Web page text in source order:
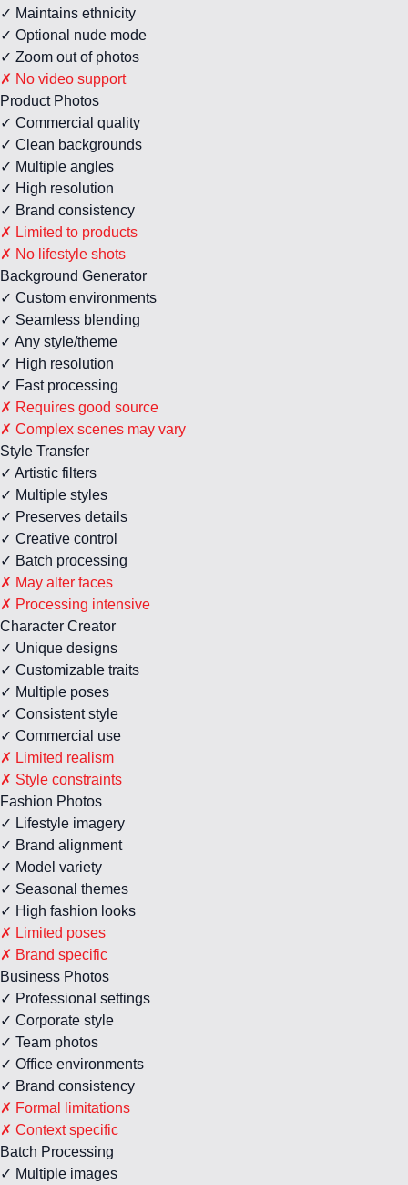
✓ Maintains ethnicity
✓ Optional nude mode
✓ Zoom out of photos
✗ No video support
Product Photos
✓ Commercial quality
✓ Clean backgrounds
✓ Multiple angles
✓ High resolution
✓ Brand consistency
✗ Limited to products
✗ No lifestyle shots
Background Generator
✓ Custom environments
✓ Seamless blending
✓ Any style/theme
✓ High resolution
✓ Fast processing
✗ Requires good source
✗ Complex scenes may vary
Style Transfer
✓ Artistic filters
✓ Multiple styles
✓ Preserves details
✓ Creative control
✓ Batch processing
✗ May alter faces
✗ Processing intensive
Character Creator
✓ Unique designs
✓ Customizable traits
✓ Multiple poses
✓ Consistent style
✓ Commercial use
✗ Limited realism
✗ Style constraints
Fashion Photos
✓ Lifestyle imagery
✓ Brand alignment
✓ Model variety
✓ Seasonal themes
✓ High fashion looks
✗ Limited poses
✗ Brand specific
Business Photos
✓ Professional settings
✓ Corporate style
✓ Team photos
✓ Office environments
✓ Brand consistency
✗ Formal limitations
✗ Context specific
Batch Processing
✓ Multiple images